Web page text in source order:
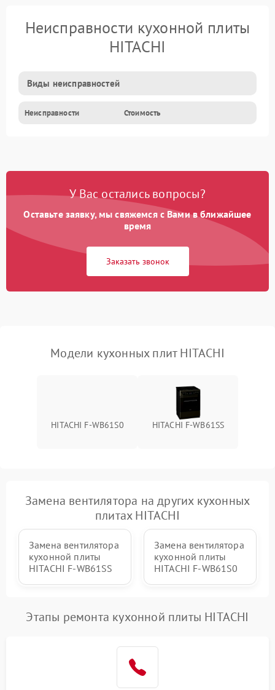
Неисправности кухонной плиты
HITACHI
Виды неисправностей
Неисправности Стоимость
У Вас остались вопросы?
Оставьте заявку, мы свяжемся с Вами в ближайшее
время
Заказать звонок
Модели кухонных плит HITACHI
HITACHI F-WB61S0 HITACHI F-WB61SS
Замена вентилятора на других кухонных
плитах HITACHI
Замена вентилятора
кухонной плиты
HITACHI F-WB61SS
Замена вентилятора
кухонной плиты
HITACHI F-WB61S0
Этапы ремонта кухонной плиты HITACHI